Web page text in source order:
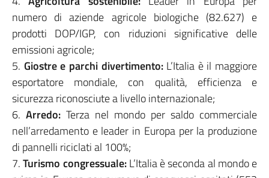
numero di aziende agricole biologiche (82.627) e
prodotti DOP/IGP, con riduzioni significative delle
emissioni agricole;
5. Giostre e parchi divertimento:L’Italia è il maggiore
esportatore mondiale, con qualità, efficienza e
sicurezza riconosciute a livello internazionale;
6. Arredo: Terza nel mondo per saldo commerciale
nell’arredamento e leader in Europa per la produzione
di pannelli riciclati al 100%;
7.Turismo congressuale:L’Italia è seconda al mondo e